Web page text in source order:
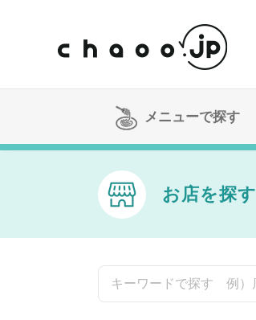
メニューで探す
お店を探す